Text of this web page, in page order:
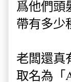
爲他們頭
帶有多少
老闆還真
取名為 「